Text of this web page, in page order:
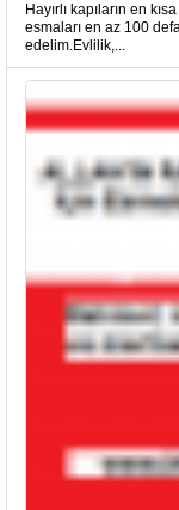
Hayırlı kapıların en
esmaları en az 100
edelim.Evlilik,...